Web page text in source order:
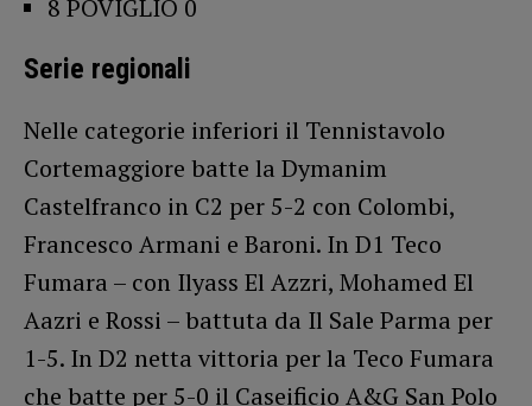
8 POVIGLIO 0
Serie regionali
Nelle categorie inferiori il Tennistavolo
Cortemaggiore batte la Dymanim
Castelfranco in C2 per 5-2 con Colombi,
Francesco Armani e Baroni. In D1 Teco
Fumara – con Ilyass El Azzri, Mohamed El
Aazri e Rossi – battuta da Il Sale Parma per
1-5. In D2 netta vittoria per la Teco Fumara
che batte per 5-0 il Caseificio A&G San Polo